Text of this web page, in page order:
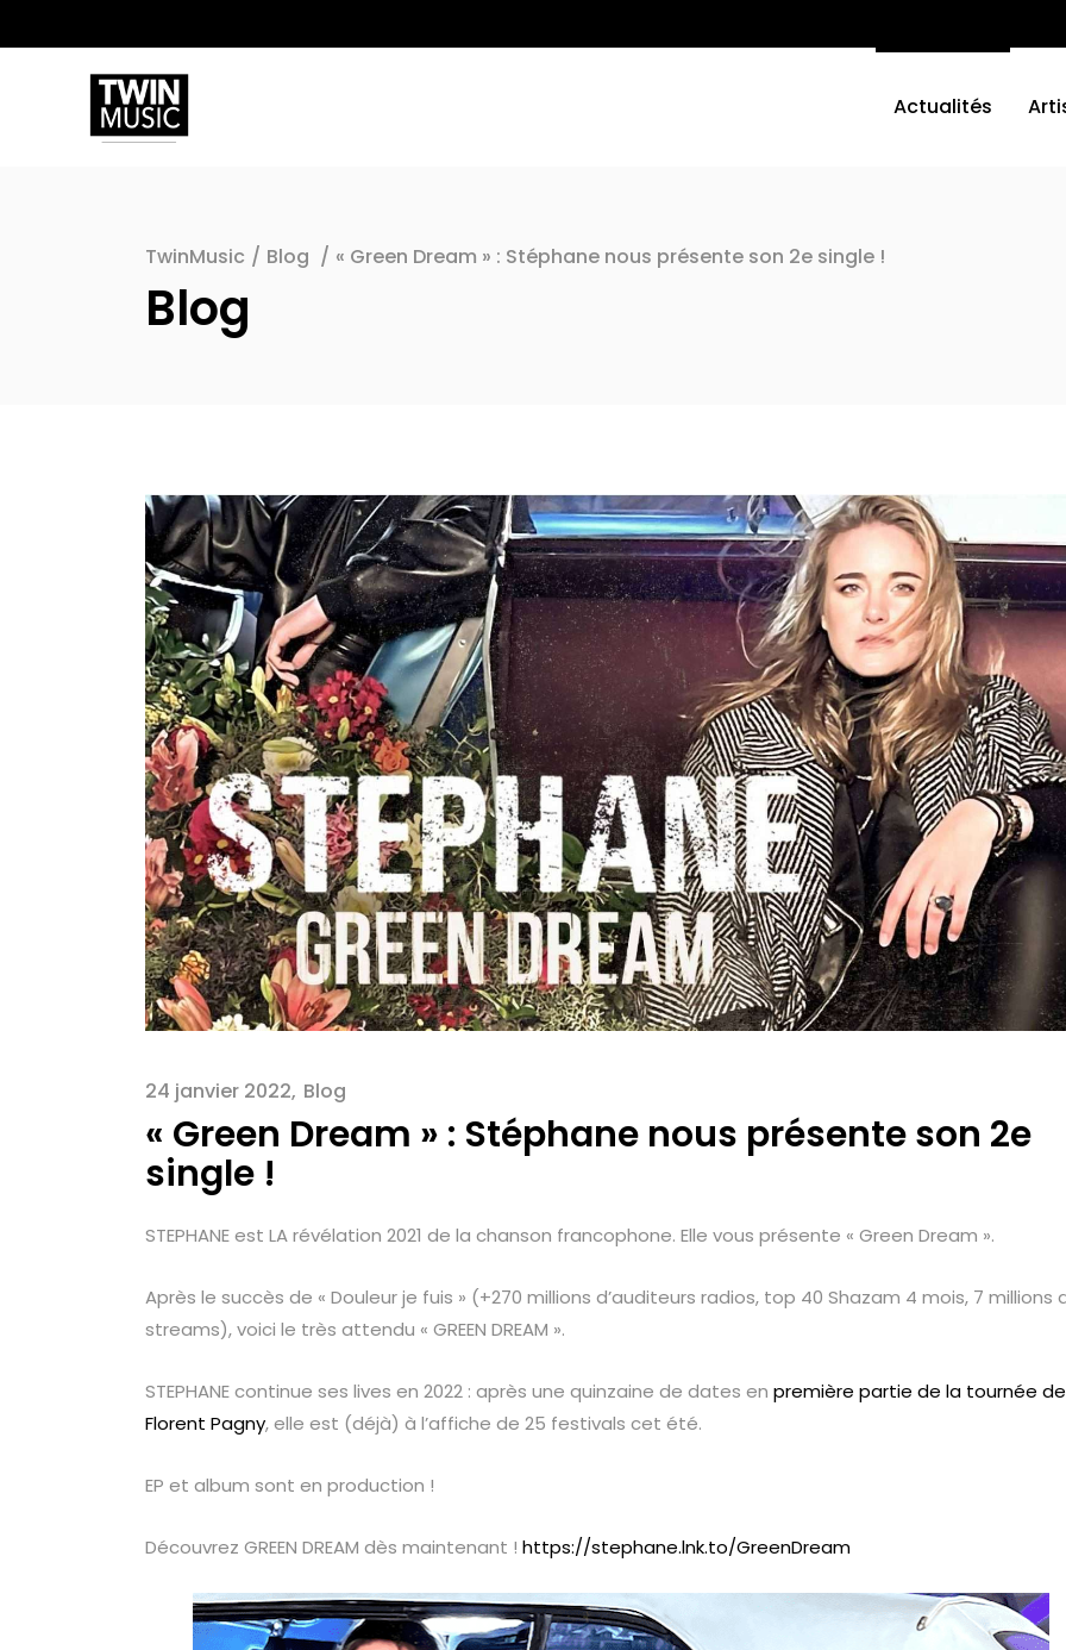
Actualités
TwinMusic / Blog / « Green Dream » : Stéphane nous présente son 2e single !
Blog
24 janvier 2022 Blog
« Green Dream » : Stéphane nous présente son 2e
single !
STEPHANE est LA révélation 2021 de la chanson francophone. Elle vous présente « Green Dream ».
Après le succès de « Douleur je fuis » (+270 millions d’auditeurs radios, top 40 Shazam 4 mois, 7 millions
streams), voici le très attendu « GREEN DREAM ».
STEPHANE continue ses lives en 2022 : après une quinzaine de dates en première partie de la tournée de
Florent Pagny, elle est (déjà) à l’affiche de 25 festivals cet été.
EP et album sont en production !
Découvrez GREEN DREAM dès maintenant ! https://stephane.lnk.to/GreenDream